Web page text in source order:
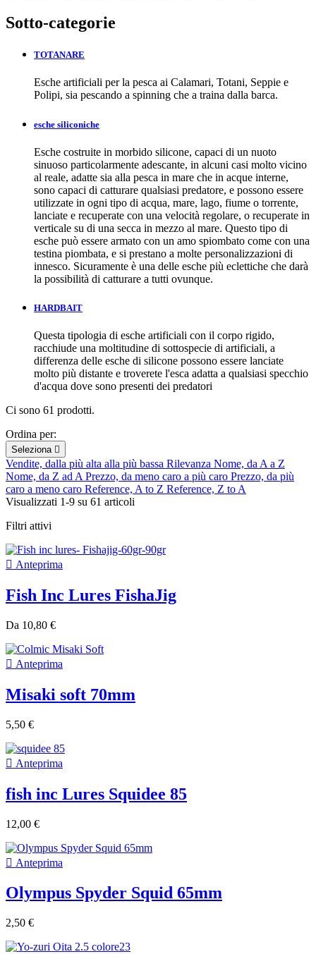
Sotto-categorie
TOTANARE
Esche artificiali per la pesca ai Calamari, Totani, Seppie e
Polipi, sia pescando a spinning che a traina dalla barca.
esche siliconiche
Esche costruite in morbido silicone, capaci di un nuoto
sinuoso particolarmente adescante, in alcuni casi molto vicino
al reale, adatte sia alla pesca in mare che in acque interne,
sono capaci di catturare qualsiasi predatore, e possono essere
utilizzate in ogni tipo di acqua, mare, lago, fiume o torrente,
lanciate e recuperate con una velocità regolare, o recuperate in
verticale su di una secca in mezzo al mare. Questo tipo di
esche può essere armato con un amo spiombato come con una
testina piombata, e si prestano a molte personalizzazioni di
innesco. Sicuramente è una delle esche più eclettiche che darà
la possibilità di catturare a tutti ovunque.
HARDBAIT
Questa tipologia di esche artificiali con il corpo rigido,
racchiude una moltitudine di sottospecie di artificiali, a
differenza delle esche di silicone possono essere lanciate
molto più distante e troverete l'esca adatta a qualsiasi specchio
d'acqua dove sono presenti dei predatori
Ci sono 61 prodotti.
Ordina per:
Seleziona 
Vendite, dalla più alta alla più bassa Rilevanza Nome, da A a Z
Nome, da Z ad A Prezzo, da meno caro a più caro Prezzo, da più
caro a meno caro Reference, A to Z Reference, Z to A
Visualizzati 1-9 su 61 articoli
Filtri attivi
 Anteprima
Fish Inc Lures FishaJig
Da 10,80 €
 Anteprima
Misaki soft 70mm
5,50 €
 Anteprima
fish inc Lures Squidee 85
12,00 €
 Anteprima
Olympus Spyder Squid 65mm
2,50 €